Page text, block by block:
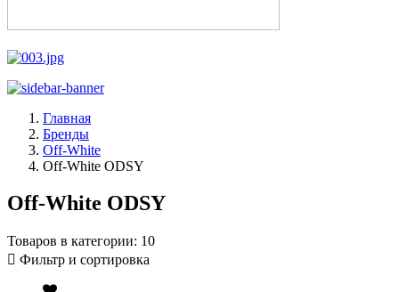
Главная
Бренды
Off-White
Off-White ODSY
Off-White ODSY
Товаров в категории: 10
Фильтр и сортировка